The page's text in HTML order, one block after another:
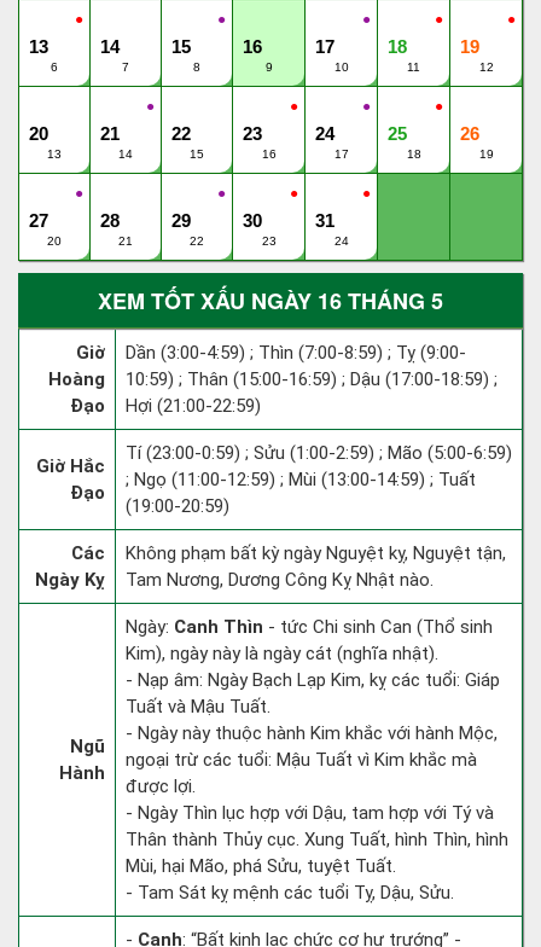
●
13
6
14
7
●
15
8
16
9
●
17
10
●
18
11
●
19
12
20
13
●
21
14
22
15
●
23
16
●
24
17
●
25
18
26
19
●
27
20
28
21
●
29
22
●
30
23
●
31
24
XEM TỐT XẤU NGÀY 16 THÁNG 5
Giờ
Hoàng
Đạo
Dần (3:00-4:59) ; Thìn (7:00-8:59) ; Tỵ (9:00-
10:59) ; Thân (15:00-16:59) ; Dậu (17:00-18:59) ;
Hợi (21:00-22:59)
Giờ Hắc
Đạo
Tí (23:00-0:59) ; Sửu (1:00-2:59) ; Mão (5:00-6:59)
; Ngọ (11:00-12:59) ; Mùi (13:00-14:59) ; Tuất
(19:00-20:59)
Các
Ngày Kỵ
Không phạm bất kỳ ngày Nguyệt kỵ, Nguyệt tận,
Tam Nương, Dương Công Kỵ Nhật nào.
Ngũ
Hành
Ngày: Canh Thìn - tức Chi sinh Can (Thổ sinh
Kim), ngày này là ngày cát (nghĩa nhật).
- Nạp âm: Ngày Bạch Lạp Kim, kỵ các tuổi: Giáp
Tuất và Mậu Tuất.
- Ngày này thuộc hành Kim khắc với hành Mộc,
ngoại trừ các tuổi: Mậu Tuất vì Kim khắc mà
được lợi.
- Ngày Thìn lục hợp với Dậu, tam hợp với Tý và
Thân thành Thủy cục. Xung Tuất, hình Thìn, hình
Mùi, hại Mão, phá Sửu, tuyệt Tuất.
- Tam Sát kỵ mệnh các tuổi Tỵ, Dậu, Sửu.
- Canh: “Bất kinh lạc chức cơ hư trướng” -